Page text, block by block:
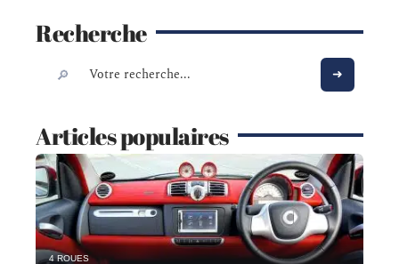
Recherche
Articles populaires
4 ROUES